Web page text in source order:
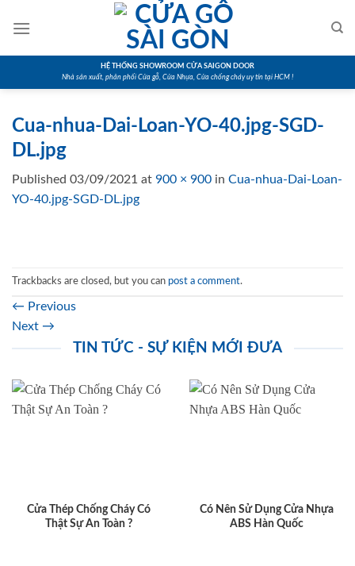
HỆ THỐNG SHOWROOM CỬA SAIGON DOOR
Nhà sản xuất, phân phối Cửa gỗ, Cửa Nhựa, Cửa chống cháy uy tín tại HCM !
Cua-nhua-Dai-Loan-YO-40.jpg-SGD-
DL.jpg
Published 03/09/2021 at 900 × 900 in Cua-nhua-Dai-Loan-
YO-40.jpg-SGD-DL.jpg
Trackbacks are closed, but you can post a comment.
← Previous
Next →
TIN TỨC - SỰ KIỆN MỚI ĐƯA
Cửa Thép Chống Cháy Có
Thật Sự An Toàn ?
Có Nên Sử Dụng Cửa Nhựa
ABS Hàn Quốc